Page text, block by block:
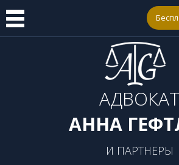
АДВОКАТ
АННА
И ПАРТНЕРЫ